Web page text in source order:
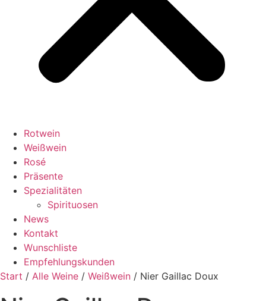
Rotwein
Weißwein
Rosé
Präsente
Spezialitäten
Spirituosen
News
Kontakt
Wunschliste
Empfehlungskunden
Start / Alle Weine / Weißwein / Nier Gaillac Doux